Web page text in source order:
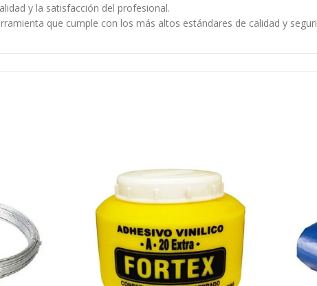
y la satisfacción del profesional.
que cumple con los más altos estándares de calidad y